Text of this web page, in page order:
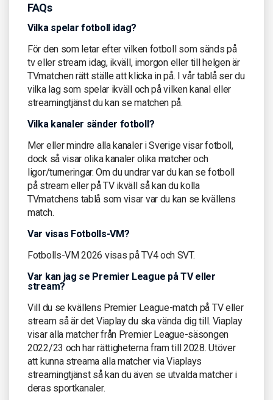
FAQs
Vilka spelar fotboll idag?
För den som letar efter vilken fotboll som sänds på
tv eller stream idag, ikväll, imorgon eller till helgen är
TVmatchen rätt ställe att klicka in på. I vår tablå ser du
vilka lag som spelar ikväll och på vilken kanal eller
streamingtjänst du kan se matchen på.
Vilka kanaler sänder fotboll?
Mer eller mindre alla kanaler i Sverige visar fotboll,
dock så visar olika kanaler olika matcher och
ligor/turneringar. Om du undrar var du kan se fotboll
på stream eller på TV ikväll så kan du kolla
TVmatchens tablå som visar var du kan se kvällens
match.
Var visas Fotbolls-VM?
Fotbolls-VM 2026 visas på TV4 och SVT.
Var kan jag se Premier League på TV eller
stream?
Vill du se kvällens Premier League-match på TV eller
stream så är det Viaplay du ska vända dig till. Viaplay
visar alla matcher från Premier League-säsongen
2022/23 och har rättigheterna fram till 2028. Utöver
att kunna streama alla matcher via Viaplays
streamingtjänst så kan du även se utvalda matcher i
deras sportkanaler.